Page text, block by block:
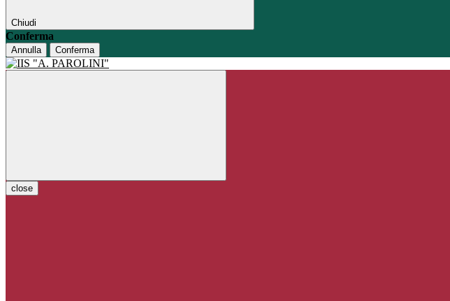
Chiudi
Conferma
Annulla Conferma
close